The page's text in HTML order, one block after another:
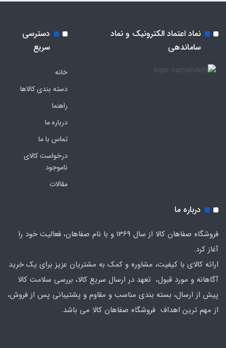
نماد اعتماد الکترونیک و نماد
ساماندهی
دسترسی
سریع
خانه
دسته بندی کالاها
راهنما
درباره ما
تماس با ما
درخواست کالای
ناموجود
مقالات
درباره ما
فروشگاه صفاهان کالا از سال 1369 و با نام صفاهان، فعالیت خود را
آغاز کرد.
ارائه کالای با کیفیت، مشاوره و کمک به مشتریان عزیز برای یک خرید
آگاهانه و مورد قبول، تعهد در ارسال سریع کالا، بررسی سلامت کالا
پیش از ارسال، بسته بندی مناسب و مقاوم و پشتیبانی پس از فروش،
از مهم ترین اهداف فروشگاه صفاهان کالا می باشد.